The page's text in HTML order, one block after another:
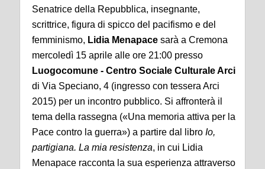
Senatrice della Repubblica, insegnante,
scrittrice, figura di spicco del pacifismo e del
femminismo, Lidia Menapace sarà a Cremona
mercoledì 15 aprile alle ore 21:00 presso
Luogocomune - Centro Sociale Culturale Arci
di Via Speciano, 4 (ingresso con tessera Arci
2015) per un incontro pubblico. Si affronterà il
tema della rassegna («Una memoria attiva per la
Pace contro la guerra») a partire dal libro Io,
partigiana. La mia resistenza, in cui Lidia
Menapace racconta la sua esperienza attraverso